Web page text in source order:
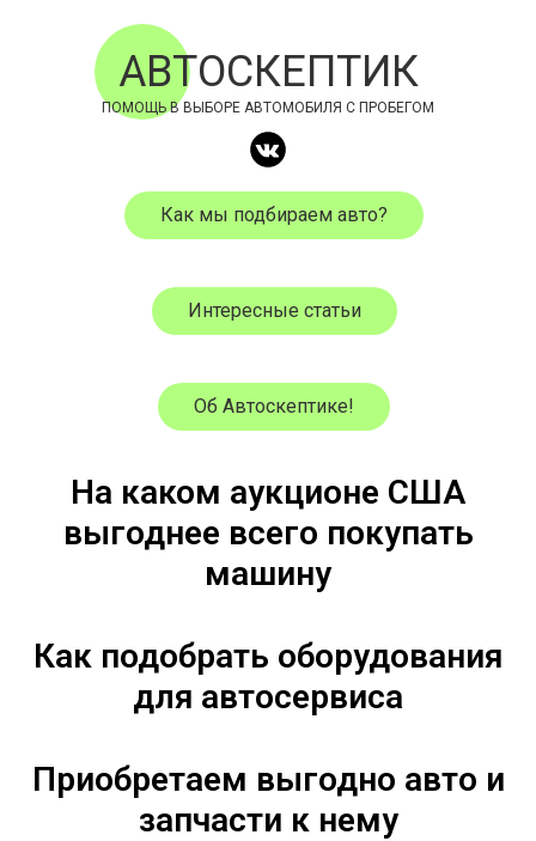
АВТОСКЕПТИК
ПОМОЩЬ В ВЫБОРЕ АВТОМОБИЛЯ С ПРОБЕГОМ
Как мы подбираем авто?
Интересные статьи
Об Автоскептике!
На каком аукционе США
выгоднее всего покупать
машину
Как подобрать оборудования
для автосервиса
Приобретаем выгодно авто и
запчасти к нему